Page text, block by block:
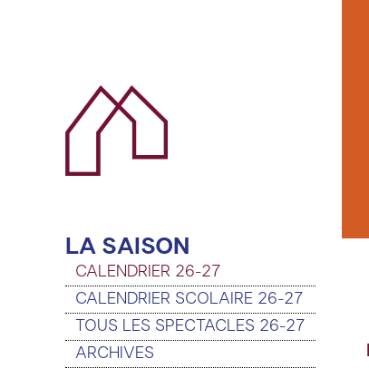
LA SAISON
CALENDRIER 26-27
CALENDRIER SCOLAIRE 26-27
TOUS LES SPECTACLES 26-27
ARCHIVES